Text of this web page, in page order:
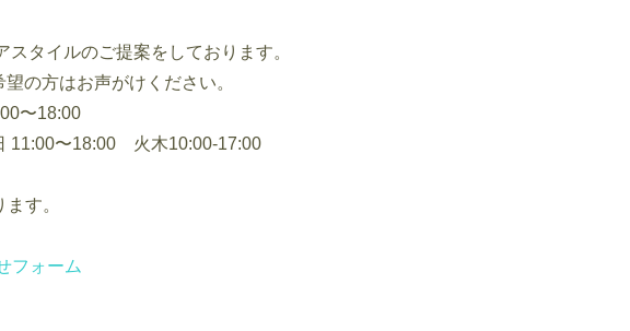
タイルのご提案をしております。
の方はお声がけください。
〜18:00
〜18:00 火木10:00-17:00
す。
フォーム